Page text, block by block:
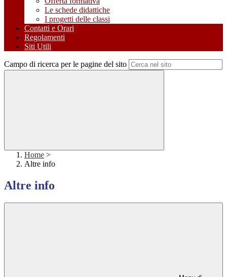
Le schede didattiche
I progetti delle classi
Contatti e Orari
Regolamenti
Siti Utili
Campo di ricerca per le pagine del sito
Home >
Altre info
Altre info